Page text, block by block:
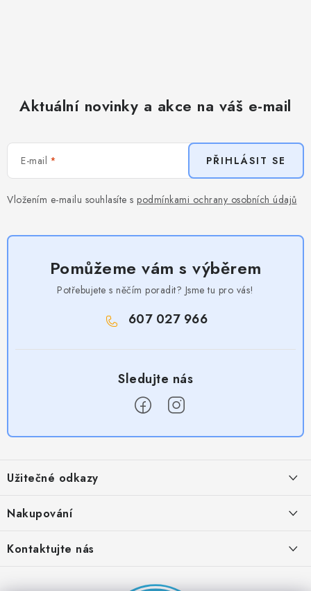
Aktuální novinky a akce na váš e-mail
E-mail
Vložením e-mailu souhlasíte s podmínkami ochrany osobních údajů
PŘIHLÁSIT SE
Pomůžeme vám s výběrem
Potřebujete s něčím poradit? Jsme tu pro vás!
607 027 966
p
a
Užitečné odkazy
Provizní systém
Partner stránek: Super plecháček
Nakupování
Kontaktujte nás